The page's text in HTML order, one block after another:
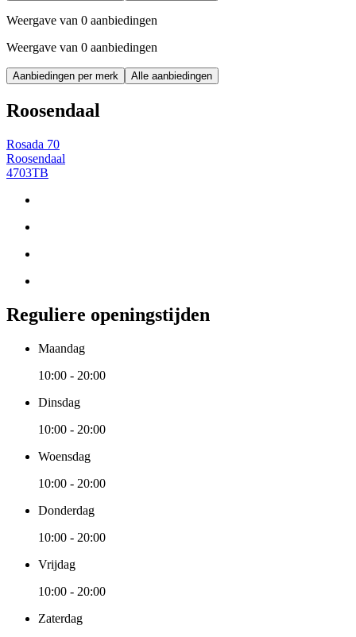
Weergave van 0 aanbiedingen
Weergave van 0 aanbiedingen
Aanbiedingen per merk Alle aanbiedingen
Roosendaal
Rosada 70
Roosendaal
4703TB
Reguliere openingstijden
Maandag
10:00 - 20:00
Dinsdag
10:00 - 20:00
Woensdag
10:00 - 20:00
Donderdag
10:00 - 20:00
Vrijdag
10:00 - 20:00
Zaterdag